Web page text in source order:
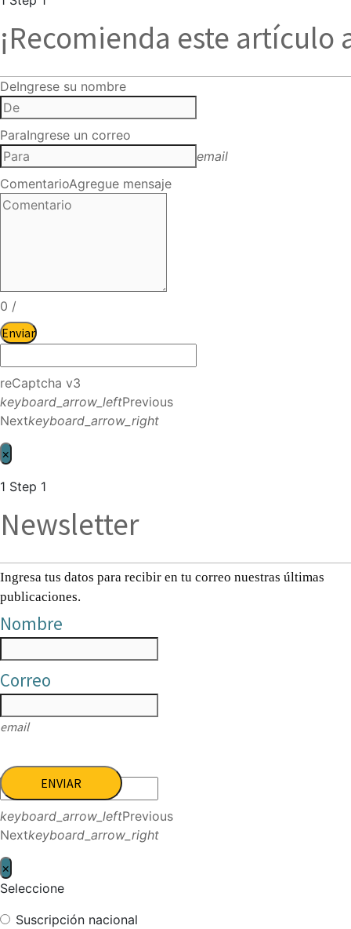
¡Recomienda este artículo
DeIngrese su nombre
ParaIngrese un correo
email
ComentarioAgregue mensaje
0 /
Enviar
reCaptcha v3
keyboard_arrow_leftPrevious
Nextkeyboard_arrow_right
×
1 Step 1
Newsletter
Ingresa tus datos para recibir en tu correo nuestras últimas
publicaciones.
Nombre
Correo
email
ENVIAR
keyboard_arrow_leftPrevious
Nextkeyboard_arrow_right
×
Seleccione
Suscripción nacional